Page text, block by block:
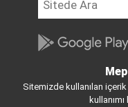
Sitemizde kullanılan